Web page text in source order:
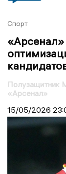
Спорт
Полузащитник
«Арсенал»
15/05/2026